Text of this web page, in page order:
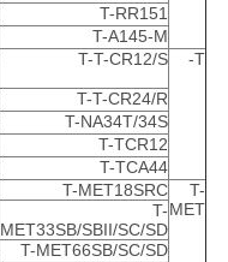
T-RR151
T-A145-M
T-
T-T-CR12/S
T-T-CR24/R
T-NA34T/34S
T-TCR12
T-TCA44
T-
MET
T-MET18SRC
T-
MET33SB/SBII/SC/SD
T-MET66SB/SC/SD